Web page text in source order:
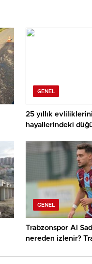
GENEL
25 yıllık evliliklerini
hayallerindeki
GENEL
Trabzonspor Al
nereden izlenir?